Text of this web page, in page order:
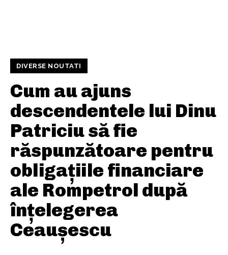
DIVERSE NOUTATI
Cum au ajuns
descendentele lui Dinu
Patriciu să fie
răspunzătoare pentru
obligațiile financiare
ale Rompetrol după
înțelegerea
Ceaușescu